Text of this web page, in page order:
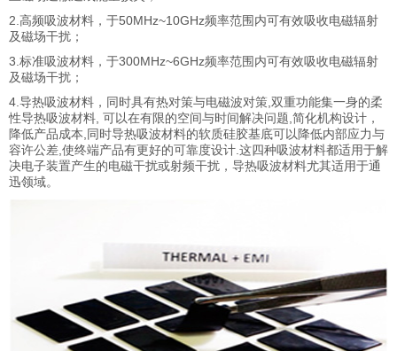
2. 高频吸波材料，于50MHz~10GHz频率范围内可有效吸收电磁辐射
及磁场干扰；
3. 标准吸波材料，于300MHz~6GHz频率范围内可有效吸收电磁辐射
及磁场干扰；
4. 导热吸波材料，同时具有热对策与电磁波对策 双重功能集一身的柔
性导热吸波材料 可以在有限的空间与时间解决问题 简化机构设计，
降低产品成本 同时导热吸波材料的软质硅胶基底可以降低内部应力与
容许公差 使终端产品有更好的可靠度设计 .这四种吸波材料都适用于解
决电子装置产生的电磁干扰或射频干扰，导热吸波材料尤其适用于通
迅领域。